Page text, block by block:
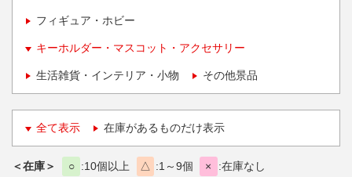
フィギュア・ホビー
キーホルダー・マスコット・アクセサリー
生活雑貨・インテリア・小物 その他景品
全て表示 在庫があるものだけ表示
＜在庫＞ ○ 10個以上 △ 1～9個 × 在庫なし